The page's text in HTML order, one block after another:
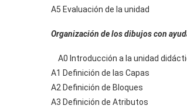
A5 Evaluación de la unidad
Organización de los dibujos con
A0 Introducción a la unidad
A1 Definición de las Capas
A2 Definición de Bloques
A3 Definición de Atributos